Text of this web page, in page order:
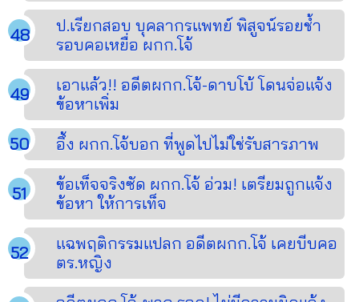
ป.เรียกสอบ บุคลากรแพทย์ พิสูจน์รอยช้ำ
รอบคอเหยื่อ ผกก.โจ้
เอาแล้ว!! อดีตผกก.โจ้-ดาบโบ้ โดนจ่อแจ้ง
ข้อหาเพิ่ม
อึ้ง ผกก.โจ้บอก ที่พูดไปไม่ใช่รับสารภาพ
ข้อเท็จจริงซัด ผกก.โจ้ อ่วม! เตรียมถูกแจ้ง
ข้อหา ให้การเท็จ
แฉพฤติกรรมแปลก อดีตผกก.โจ้ เคยบีบคอ
ตร.หญิง